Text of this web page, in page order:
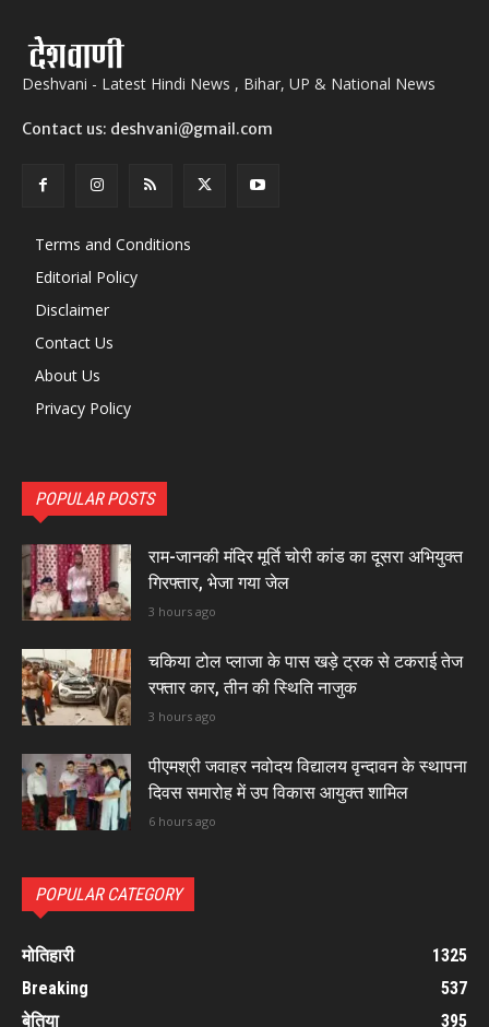
Deshvani - Latest Hindi News , Bihar, UP & National News
Contact us: deshvani@gmail.com
Terms and Conditions
Editorial Policy
Disclaimer
Contact Us
About Us
Privacy Policy
POPULAR POSTS
राम-जानकी मंदिर मूर्ति चोरी कांड का दूसरा अभियुक्त
गिरफ्तार, भेजा गया जेल
3 hours ago
चकिया टोल प्लाजा के पास खड़े ट्रक से टकराई तेज
रफ्तार कार, तीन की स्थिति नाजुक
3 hours ago
पीएमश्री जवाहर नवोदय विद्यालय वृन्दावन के स्थापना
दिवस समारोह में उप विकास आयुक्त शामिल
6 hours ago
POPULAR CATEGORY
मोतिहारी
1325
Breaking
537
बेतिया
395